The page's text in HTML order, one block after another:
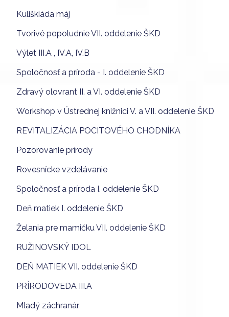
Kuliškiáda máj
Tvorivé popoludnie VII. oddelenie ŠKD
Výlet III.A , IV.A, IV.B
Spoločnosť a príroda - I. oddelenie ŠKD
Zdravý olovrant II. a VI. oddelenie ŠKD
Workshop v Ústrednej knižnici V. a VII. oddelenie ŠKD
REVITALIZÁCIA POCITOVÉHO CHODNÍKA
Pozorovanie prírody
Rovesnícke vzdelávanie
Spoločnosť a príroda I. oddelenie ŠKD
Deň matiek I. oddelenie ŠKD
Želania pre mamičku VII. oddelenie ŠKD
RUŽINOVSKÝ IDOL
DEŇ MATIEK VII. oddelenie ŠKD
PRÍRODOVEDA III.A
Mladý záchranár